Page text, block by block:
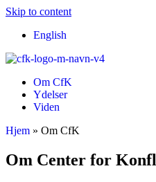
Skip to content
English
Om CfK
Ydelser
Viden
Hjem » Om CfK
Om Center for